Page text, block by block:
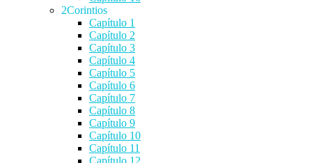
2Corintios
Capítulo 1
Capítulo 2
Capítulo 3
Capítulo 4
Capítulo 5
Capítulo 6
Capítulo 7
Capítulo 8
Capítulo 9
Capítulo 10
Capítulo 11